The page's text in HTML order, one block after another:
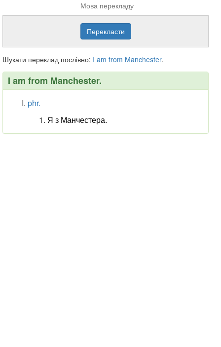
Мова перекладу
Шукати переклад послівно: I am from Manchester.
I am from Manchester.
phr.
Я з Манчестера.